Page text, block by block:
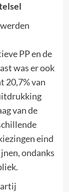
PP en de
was er ook
20,7% van
van de
eind
ondanks